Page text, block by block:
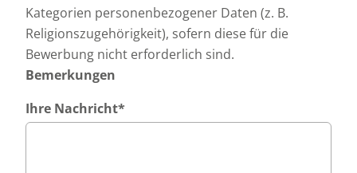
Kategorien personenbezogener Daten (z. B.
Religionszugehörigkeit), sofern diese für die
Bewerbung nicht erforderlich sind.
Bemerkungen
Ihre Nachricht*